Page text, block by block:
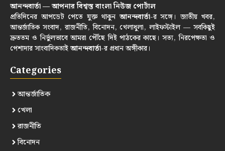
আনন্দবার্তা — আপনার বিশ্বস্ত বাংলা নিউজ পোর্টাল
প্রতিদিনের আপডেট পেতে যুক্ত থাকুনআনন্দবার্তা-র সঙ্গে। জাতীয় খবর,
আন্তর্জাতিক সংবাদ, রাজনীতি, বিনোদন, খেলাধুলা, লাইফস্টাইল — সবকিছুই
দ্রুততম ও নির্ভুলভাবে আমরা পৌঁছে দিই পাঠকের কাছে। সত্য, নিরপেক্ষতা ও
পেশাদার সাংবাদিকতাইআনন্দবার্তা-র প্রধান অঙ্গীকার।
Categories
আন্তর্জাতিক
খেলা
রাজনীতি
বিনোদন